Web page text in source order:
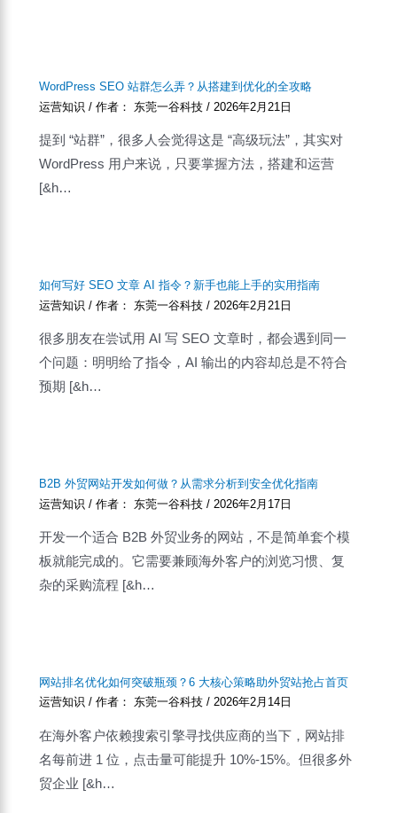
WordPress SEO 站群怎么弄？从搭建到优化的全攻略
运营知识 / 作者： 东莞一谷科技/ 2026年2月21日
提到 “站群”，很多人会觉得这是 “高级玩法”，其实对
WordPress 用户来说，只要掌握方法，搭建和运营
[&h…
如何写好 SEO 文章 AI 指令？新手也能上手的实用指南
运营知识 / 作者： 东莞一谷科技/ 2026年2月21日
很多朋友在尝试用 AI 写 SEO 文章时，都会遇到同一
个问题：明明给了指令，AI 输出的内容却总是不符合
预期 [&h…
B2B 外贸网站开发如何做？从需求分析到安全优化指南
运营知识 / 作者： 东莞一谷科技/ 2026年2月17日
开发一个适合 B2B 外贸业务的网站，不是简单套个模
板就能完成的。它需要兼顾海外客户的浏览习惯、复
杂的采购流程 [&h…
网站排名优化如何突破瓶颈？6 大核心策略助外贸站抢占首页
运营知识 / 作者： 东莞一谷科技/2026年2月14日
在海外客户依赖搜索引擎寻找供应商的当下，网站排
名每前进 1 位，点击量可能提升 10%-15%。但很多外
贸企业 [&h…